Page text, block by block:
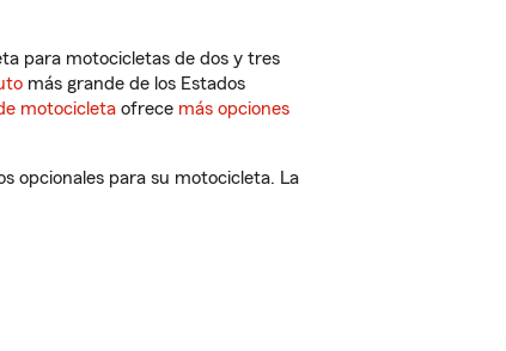
para motocicletas de dos y tres
más grande de los Estados
motocicleta ofrece más opciones
opcionales para su motocicleta. La